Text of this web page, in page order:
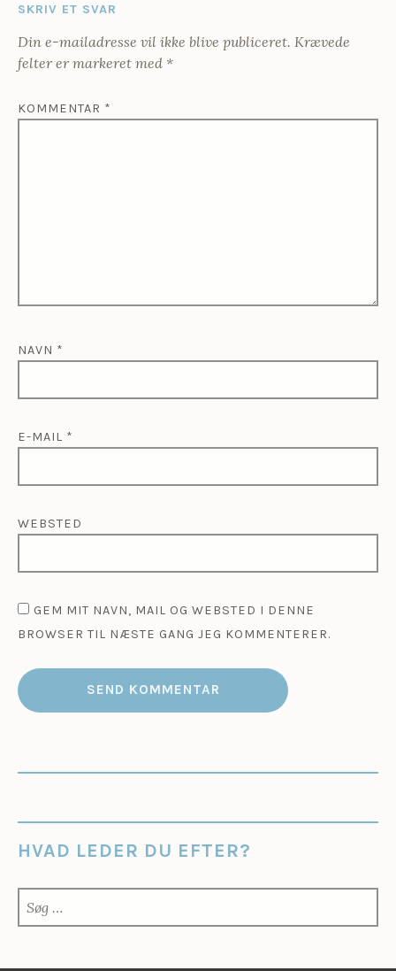
SKRIV ET SVAR
Din e-mailadresse vil ikke blive publiceret. Krævede
felter er markeret med *
KOMMENTAR *
NAVN *
E-MAIL *
WEBSTED
GEM MIT NAVN, MAIL OG WEBSTED I DENNE
BROWSER TIL NÆSTE GANG JEG KOMMENTERER.
HVAD LEDER DU EFTER?
EFTER: